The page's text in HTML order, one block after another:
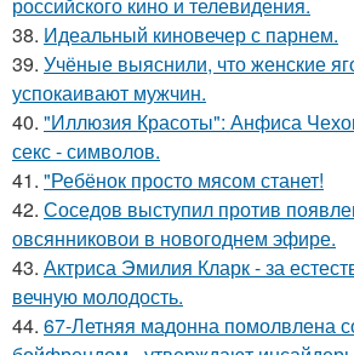
38. Идеальный киновечер с парнем.
39. Учёные выяснили, что женские
успокаивают мужчин.
40. "Иллюзия Красоты": Анфиса
секс - символов.
41. "Ребёнок просто мясом станет!
42. Соседов выступил против
овсянниковои в новогоднем эфире.
43. Актриса Эмилия Кларк - за
вечную молодость.
44. 67-Летняя мадонна помолвлена